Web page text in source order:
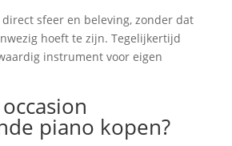
sfeer en beleving, zonder dat
hoeft te zijn. Tegelijkertijd
instrument voor eigen
piano kopen?